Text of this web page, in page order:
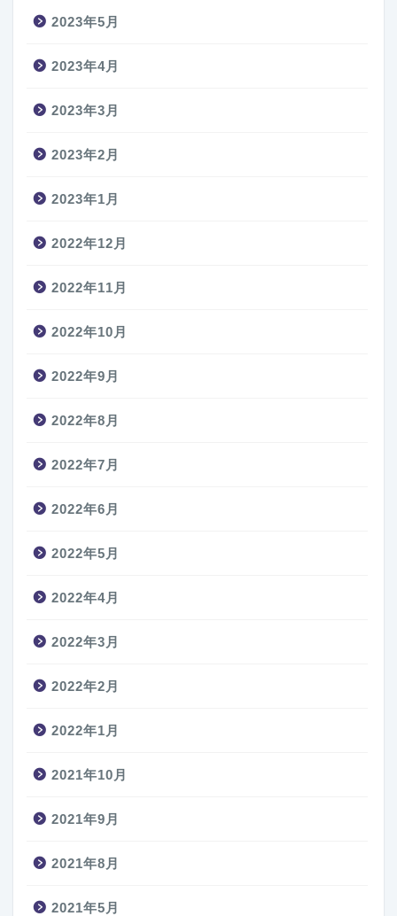
2023年5月
2023年4月
2023年3月
2023年2月
2023年1月
2022年12月
2022年11月
2022年10月
2022年9月
2022年8月
2022年7月
2022年6月
2022年5月
2022年4月
2022年3月
2022年2月
2022年1月
2021年10月
2021年9月
2021年8月
2021年5月